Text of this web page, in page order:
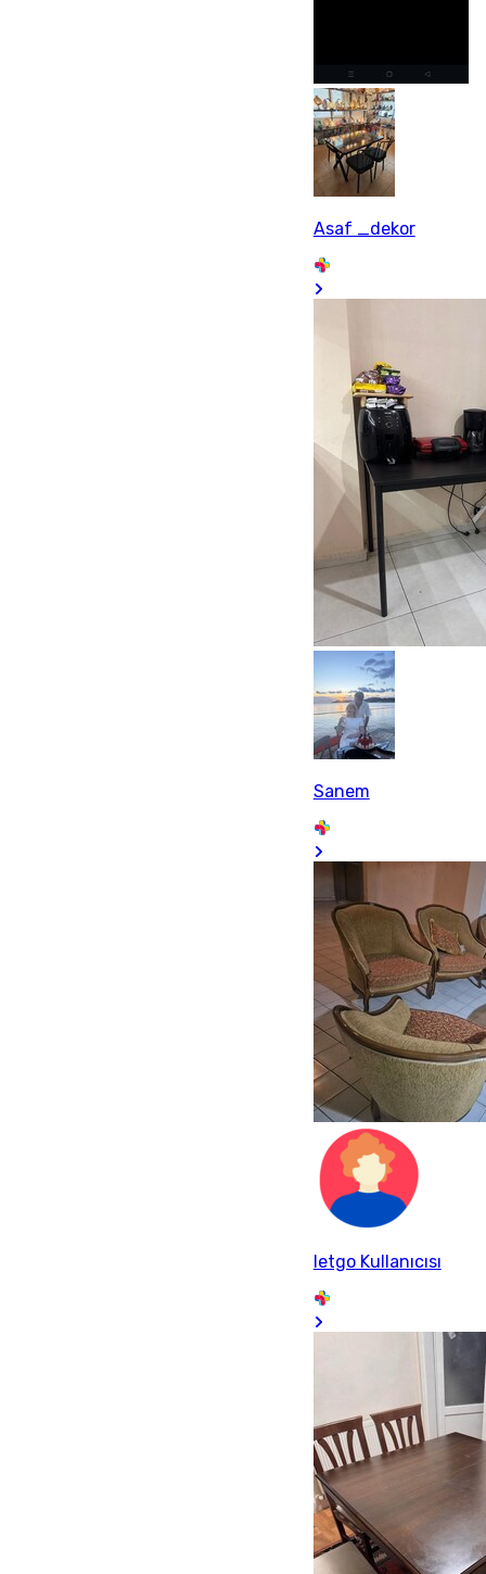
Asaf _dekor
Sanem
letgo Kullanıcısı